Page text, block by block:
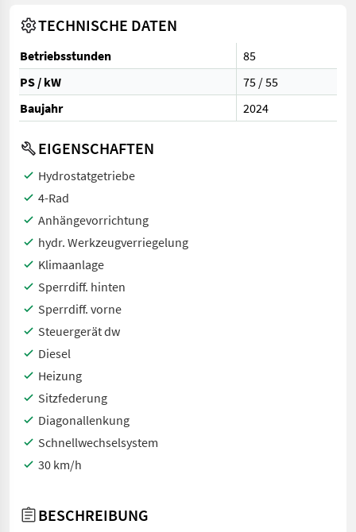
TECHNISCHE DATEN
Betriebsstunden
85
PS / kW
75 / 55
Baujahr
2024
EIGENSCHAFTEN
Hydrostatgetriebe
4-Rad
Anhängevorrichtung
hydr. Werkzeugverriegelung
Klimaanlage
Sperrdiff. hinten
Sperrdiff. vorne
Steuergerät dw
Diesel
Heizung
Sitzfederung
Diagonallenkung
Schnellwechselsystem
30 km/h
BESCHREIBUNG